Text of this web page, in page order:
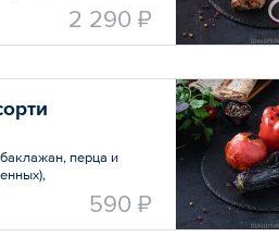
2 290 ₽
перца и
590 ₽